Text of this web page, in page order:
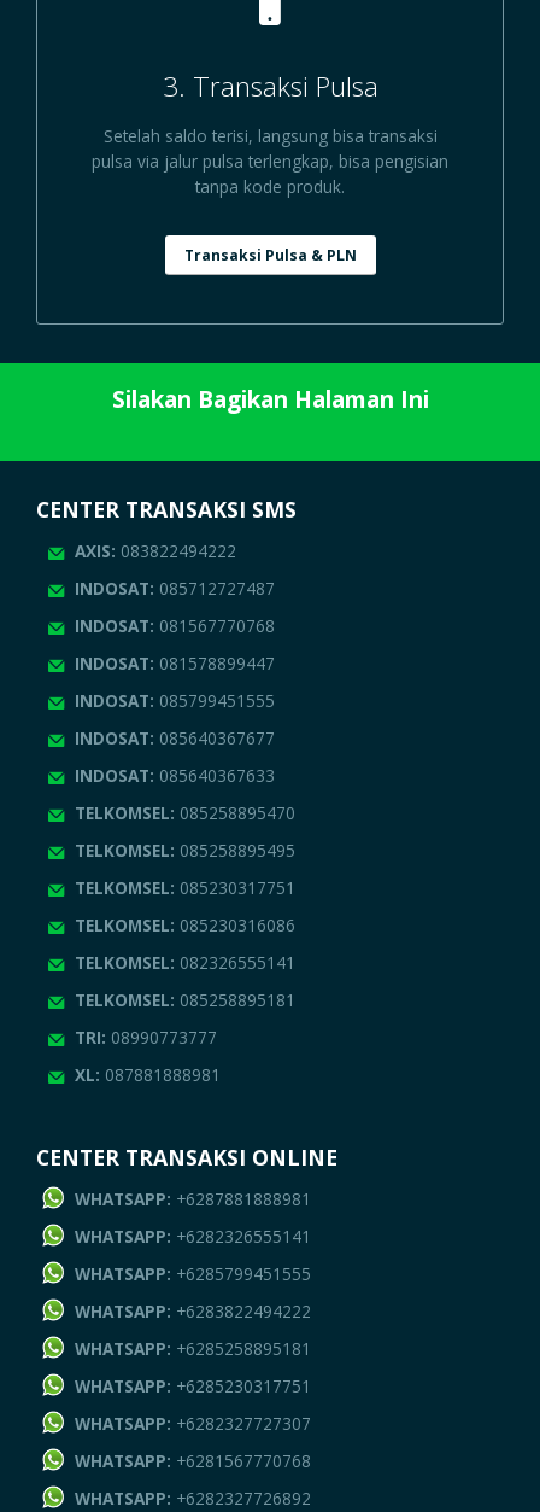
3. Transaksi Pulsa
Setelah saldo terisi, langsung bisa transaksi
pulsa via jalur pulsa terlengkap, bisa pengisian
tanpa kode produk.
Transaksi Pulsa & PLN
Silakan Bagikan Halaman Ini
CENTER TRANSAKSI SMS
AXIS: 083822494222
INDOSAT: 085712727487
INDOSAT: 081567770768
INDOSAT: 081578899447
INDOSAT: 085799451555
INDOSAT: 085640367677
INDOSAT: 085640367633
TELKOMSEL: 085258895470
TELKOMSEL: 085258895495
TELKOMSEL: 085230317751
TELKOMSEL: 085230316086
TELKOMSEL: 082326555141
TELKOMSEL: 085258895181
TRI: 08990773777
XL: 087881888981
CENTER TRANSAKSI ONLINE
WHATSAPP: +6287881888981
WHATSAPP: +6282326555141
WHATSAPP: +6285799451555
WHATSAPP: +6283822494222
WHATSAPP: +6285258895181
WHATSAPP: +6285230317751
WHATSAPP: +6282327727307
WHATSAPP: +6281567770768
WHATSAPP: +6282327726892